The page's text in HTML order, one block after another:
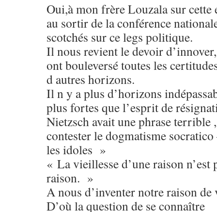
Oui,à mon frère Louzala sur
au sortir de la conférence
scotchés sur ce legs politique.
Il nous revient le devoir
ont bouleversé toutes les
d autres horizons.
Il n y a plus d’horizons
plus fortes que l’esprit de
Nietzsch avait une phrase terrible
contester le dogmatisme
les idoles »
« La vieillesse d’une raison n’est
raison. »
A nous d’inventer notre raison
D’où la question de se connaître